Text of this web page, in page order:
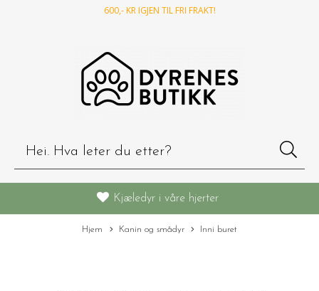
600,- KR IGJEN TIL FRI FRAKT!
Kjæledyr i våre hjerter
Hjem Kanin og smådyr Inni buret